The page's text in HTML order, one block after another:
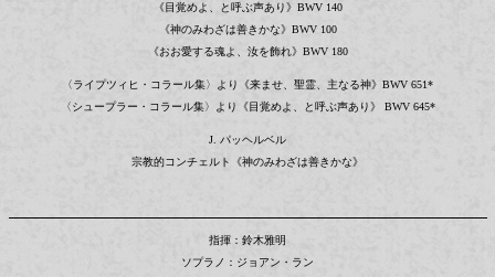
《目覚めよ、と呼ぶ声あり》BWV 140
《神のみわざは善きかな》BWV 100
《おお愛する魂よ、汝を飾れ》BWV 180
〈ライプツィヒ・コラール集〉より《来ませ、聖霊、主なる神》BWV 651*
〈シュープラー・コラール集〉より《目覚めよ、と呼ぶ声あり》 BWV 645*
J. パッヘルベル
宗教的コンチェルト《神のみわざは善きかな》
指揮：鈴木雅明
ソプラノ：ジョアン・ラン